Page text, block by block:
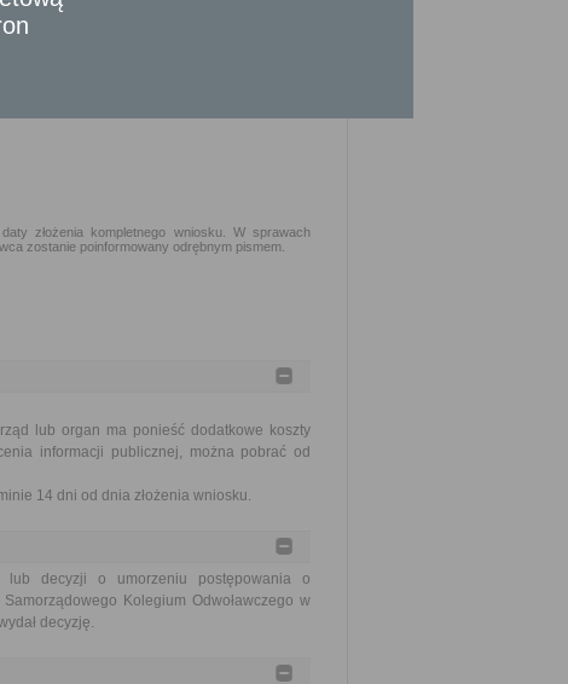
i w formie określonych we wniosku.
elektronicznego.
złożenia kompletnego wniosku. W sprawach
zostanie poinformowany odrębnym pismem.
lub organ ma ponieść dodatkowe koszty
informacji publicznej, można pobrać od
14 dni od dnia złożenia wniosku.
lub decyzji o umorzeniu postępowania o
Kolegium Odwoławczego w
decyzję.